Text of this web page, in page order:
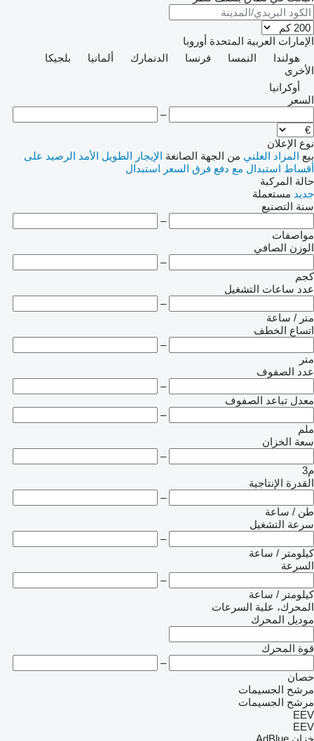
الإمارات العربية المتحدة أوروبا
هولندا
النمسا فرنسا الدنمارك ألمانيا
بلجيكا
الأخرى
أوكرانيا
السعر
–
نوع الإعلان
بيع المزاد العلني من الجهة الصانعة الإيجار الطويل الأمد الرصيد على
أقساط استبدال مع دفع فرق السعر استبدال
حالة المركبة
جديد مستعملة
سنة التصنيع
–
مواصفات
الوزن الصافي
–
كجم
عدد ساعات التشغيل
–
متر / ساعة
اتساع الخطف
–
متر
عدد الصفوف
–
معدل تباعد الصفوف
–
ملم
سعة الخزان
–
م3
القدرة الإنتاجية
–
طن / ساعة
سرعة التشغيل
–
كيلومتر / ساعة
السرعة
–
كيلومتر / ساعة
المحرك، علبة السرعات
موديل المحرك
قوة المحرك
–
حصان
مرشح الجسيمات
مرشح الجسيمات
EEV
EEV
خزان AdBlue